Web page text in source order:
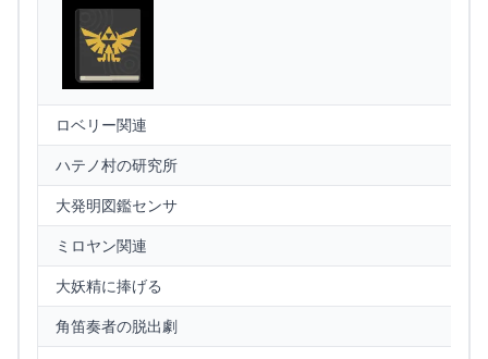
ロベリー関連
ハテノ村の研究所
大発明図鑑センサ
ミロヤン関連
大妖精に捧げる
角笛奏者の脱出劇